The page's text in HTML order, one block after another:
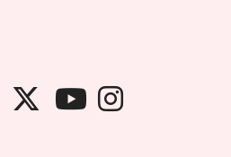
van
X van